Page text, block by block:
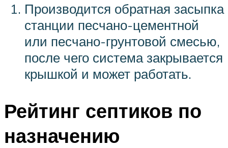
Производится обратная засыпка
станции песчано-цементной
или песчано-грунтовой смесью,
после чего система закрывается
крышкой и может работать.
Рейтинг септиков по
назначению